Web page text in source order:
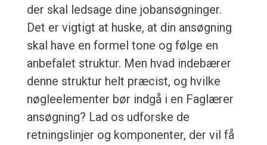
der skal ledsage dine jobansøgninger.
Det er vigtigt at huske, at din ansøgning
skal have en formel tone og følge en
anbefalet struktur. Men hvad indebærer
denne struktur helt præcist, og hvilke
nøgleelementer bør indgå i en Faglærer
ansøgning? Lad os udforske de
retningslinjer og komponenter, der vil få